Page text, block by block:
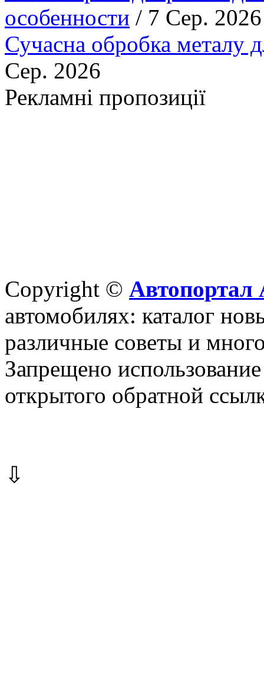
особенности / 7 Сер. 2026
Сучасна обробка металу
Сер. 2026
Рекламні пропозиції
Copyright © Автопортал
автомобилях: каталог
различные советы и
Запрещено
открытого обратной
⇩